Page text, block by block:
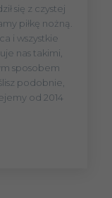
się z czystej
piłkę nożną.
i wszystkie
nas takimi,
sposobem
podobnie,
od 2014